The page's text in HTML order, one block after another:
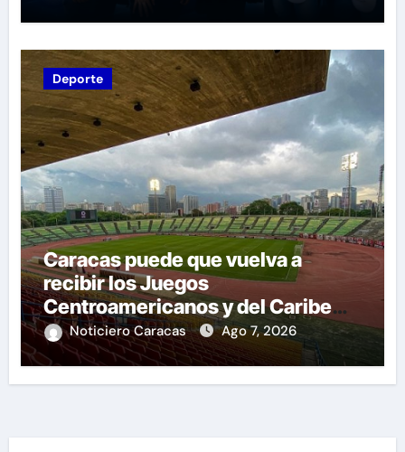
Deporte
Caracas puede que vuelva a
recibir los Juegos
Centroamericanos y del Caribe
tras mas de 70 años
Noticiero Caracas Ago 7, 2026